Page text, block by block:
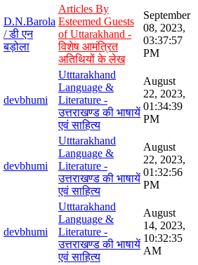
D.N.Barola
/ डी एन
बड़ोला
Articles By
Esteemed Guests
of Uttarakhand -
विशेष आमंत्रित
अतिथियों के लेख
September
08, 2023,
03:37:57
PM
devbhumi
Utttarakhand
Language &
Literature -
उत्तराखण्ड की भाषायें
एवं साहित्य
August
22, 2023,
01:34:39
PM
devbhumi
Utttarakhand
Language &
Literature -
उत्तराखण्ड की भाषायें
एवं साहित्य
August
22, 2023,
01:32:56
PM
devbhumi
Utttarakhand
Language &
Literature -
उत्तराखण्ड की भाषायें
एवं साहित्य
August
14, 2023,
10:32:35
AM